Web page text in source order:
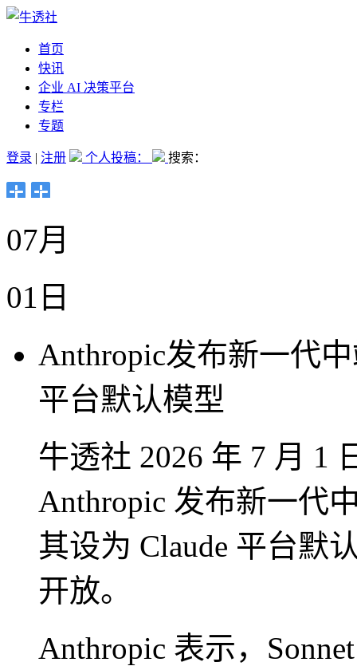
首页
快讯
企业 AI 决策平台
专栏
专题
登录 | 注册 个人投稿： 搜索：
07月
01日
Anthropic发布新一代
平台默认模型
牛透社 2026 年 7 月 1
Anthropic 发布新一代
其设为 Claude 平台默
开放。
Anthropic 表示，